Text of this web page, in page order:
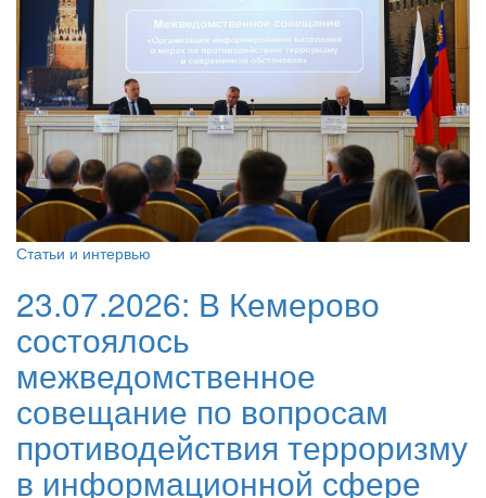
Статьи и интервью
23.07.2026: В Кемерово
состоялось
межведомственное
совещание по вопросам
противодействия терроризму
в информационной сфере